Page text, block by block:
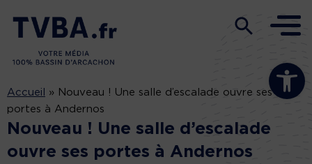
Ouvrir la
Accueil » Nouveau ! Une salle d’escalade ouvre ses
portes à Andernos
Nouveau ! Une salle d’escalade
ouvre ses portes à Andernos